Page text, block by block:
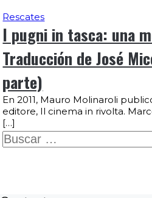
Rescates
I pugni in tasca: una
Traducción de José
parte)
En 2011, Mauro Molinaroli
editore, Il cinema in rivolta.
[…]
Buscar: